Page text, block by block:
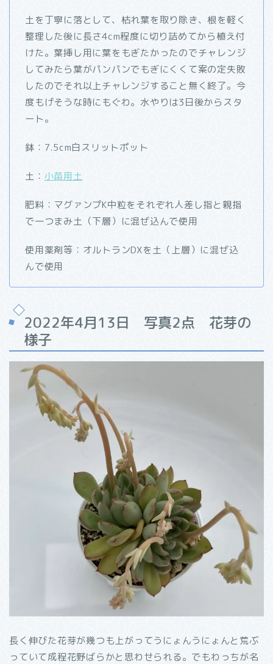
土を丁寧に落として、枯れ葉を取り除き、根を軽く
整理した後に長さ4cm程度に切り詰めてから植え付
けた。葉挿し用に葉をもぎたかったのでチャレンジ
してみたら葉がパンパンでもぎにくくて案の定失敗
したのでそれ以上チャレンジすること無く終了。今
度もげそうな時にもぐわ。水やりは3日後からスタ
ート。
鉢：7.5cm白スリットポット
土： 小苗用土
肥料：マグァンプK中粒をそれぞれ人差し指と親指
で一つまみ土（下層）に混ぜ込んで使用
使用薬剤等：オルトランDXを土（上層）に混ぜ込
んで使用
2022年4月13日 写真2点 花芽の
様子
長く伸びた花芽が幾つも上がってうにょんうにょんと荒ぶ
っていて成程花野ばらかと思わせられる。でもわっちが名